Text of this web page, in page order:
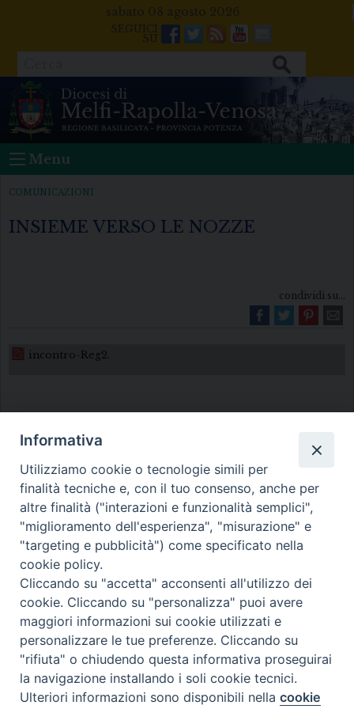
sabato 08 agosto 2026
Facebook
Twitter
FeedsYoutube
Mail
Menu
COMUNICAZIONI
INSIEME VERSO LE NOZZE
condividi su...
incontro-Reg2.
Diocesi di Melfi Rapolla Venosa
• Largo Duomo, 12 - 85025 MELFI (PZ) •
Tel. 0972238604
PEC ufficiale della Diocesi:
diocesi.melfi_rapolla_venosa@legalmail.it
Preferenze Cookie
Informativa
Utilizziamo cookie o tecnologie simili per
finalità tecniche e, con il tuo consenso, anche per
altre finalità ("interazioni e funzionalità semplici",
"miglioramento dell'esperienza", "misurazione" e
"targeting e pubblicità") come specificato nella
cookie policy.
Cliccando su "accetta" acconsenti all'utilizzo dei
cookie. Cliccando su "personalizza" puoi avere
maggiori informazioni sui cookie utilizzati e
personalizzare le tue preferenze. Cliccando su
"rifiuta" o chiudendo questa informativa proseguirai
la navigazione installando i soli cookie tecnici.
Ulteriori informazioni sono disponibili nellacookie